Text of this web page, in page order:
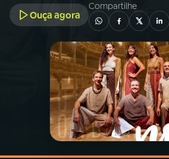
PROGRAMAS
PODCASTS
VIDEOCASTS
Ouça agora
Compartilhe